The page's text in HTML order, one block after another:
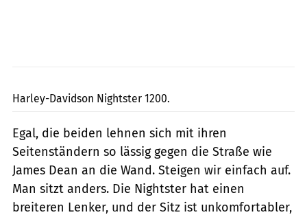
Harley-Davidson Nightster 1200.
Egal, die beiden lehnen sich mit ihren
Seitenständern so lässig gegen die Straße wie
James Dean an die Wand. Steigen wir einfach auf.
Man sitzt anders. Die Nightster hat einen
breiteren Lenker, und der Sitz ist unkomfortabler,